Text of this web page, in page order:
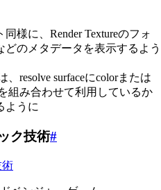
様に、Render Textureのフォ
どのメタデータを表示するよう
、resolve surfaceにcolorまたは
組み合わせて利用しているか
ように
ク技術#
術